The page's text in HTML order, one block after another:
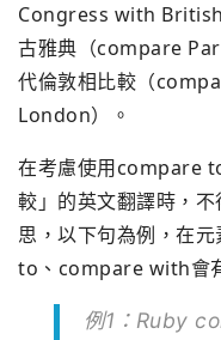
Congress with
古雅典（compare
代倫敦相比較（
London）。
在考慮使用compare
較」的英文翻譯時，
思，以下句為例，在
to、compare with會
例1：Ruby